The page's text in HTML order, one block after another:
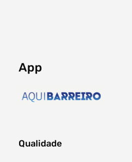
App
Qualidade